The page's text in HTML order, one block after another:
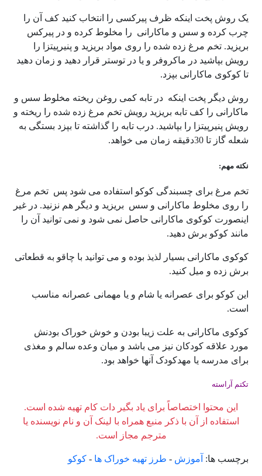
یک روش پخت اینکه ظرف پیرکسی را انتخاب کنید کف آن را
چرب کرده و سس و ماکارانی را مخلوط کرده و در پیرکس
بریزید. تخم مرغ زده شده را روی مواد بریزید و پنیرپیتزا را
رویش بپاشید در ماکروفر و یا در توستر قرار دهید و زمان دهید
تا کوکوی ماکارانی بپزد.
روش دیگر پخت اینکه در تابه کمی روغن ریخته مخلوط سس و
ماکارانی را کف تابه بریزید رویش تخم مرغ زده شده را ریخته و
رویش پنیرپیتزا را بپاشید. درب تابه را گذاشته تا بپزد بستگی به
شعله گاز تا 30دقیقه زمان می خواهد.
نکته مهم:
تخم مرغ برای چسبندگی کوکو استفاده می شود پس تخم مرغ
را روی مخلوط ماکارانی و سس بریزید و دیگر هم نزنید. در غیر
اینصورت کوکوی ماکارانی حاصل نمی شود و نمی توانید آن را
مانند کوکو برش دهید.
کوکوی ماکارانی بسیار لذیذ بوده و می توانید با چاقو به قطعاتی
برش زده و میل کنید.
این کوکو برای عصرانه یا شام و یا مهمانی عصرانه مناسب
است.
کوکوی ماکارانی به علت زیبا بودن و خوش خوراک بودنش
مورد علاقه کودکان نیز می باشد و میان وعده سالم و مغذی
برای مدرسه یا مهدکودک آنها خواهد بود.
تکتم آراسته
این محتوا اختصاصاً برای یاد بگیر دات کام تهیه شده است.
استفاده از آن با ذکر منبع همراه با لینک آن و نام نویسنده یا
مترجم مجاز است.
برچسب ها: آموزش - طرز تهیه خوراک ها - کوکو